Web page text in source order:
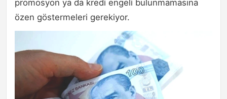
promosyon ya da kredi engeli bulunmamasına
özen göstermeleri gerekiyor.